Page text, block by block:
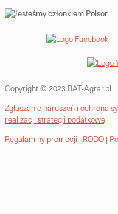
Copyright © 2023 BAT-Agrar.pl
Zgłaszanie naruszeń i ochrona
realizacji strategii podatkowej
Regulaminy promocji | RODO |